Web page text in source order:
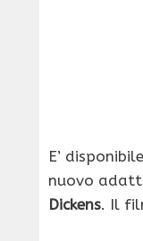
E’
nuovo
Dickens. Il